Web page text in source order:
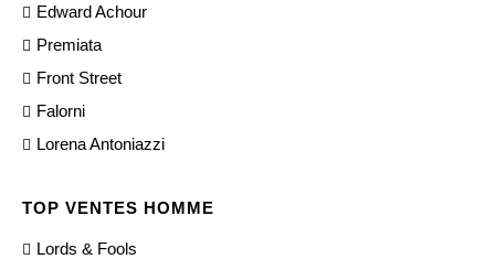
Edward Achour
Premiata
Front Street
Falorni
Lorena Antoniazzi
TOP VENTES HOMME
Lords & Fools